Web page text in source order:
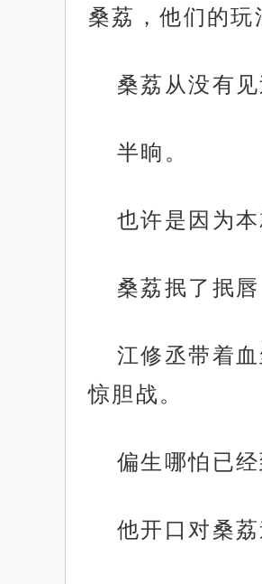
桑荔，他们的玩
桑荔从没有
半晌。
也许是因为
桑荔抿了抿
江修丞带着
惊胆战。
偏生哪怕已
他开口对桑